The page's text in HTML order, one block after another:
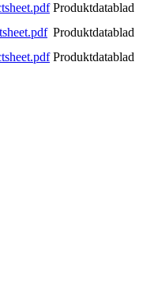
Produktdatablad
Produktdatablad
Produktdatablad